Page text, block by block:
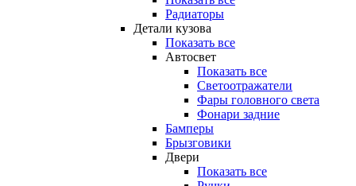
Радиаторы
Детали кузова
Показать все
Автосвет
Показать все
Светоотражатели
Фары головного света
Фонари задние
Бамперы
Брызговики
Двери
Показать все